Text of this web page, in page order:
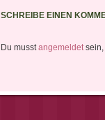
SCHREIBE EINEN
Du musstangemeldetsein,